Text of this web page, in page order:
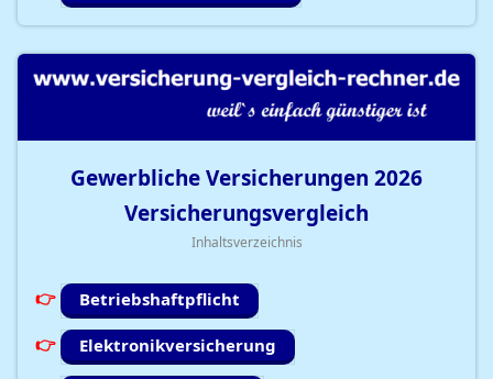
Gewerbliche Versicherungen 2026
Versicherungsvergleich
Inhaltsverzeichnis
Betriebshaftpflicht
Elektronikversicherung